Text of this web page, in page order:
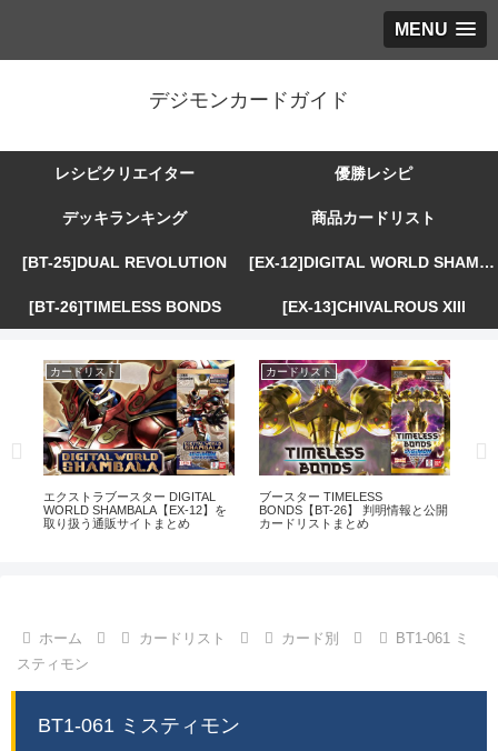
MENU
デジモンカードガイド
レシピクリエイター 優勝レシピ
デッキランキング 商品カードリスト
[BT-25]DUAL REVOLUTION [EX-12]DIGITAL WORLD SHAMBALA
[BT-26]TIMELESS BONDS [EX-13]CHIVALROUS XIII
カードリスト
エクストラブースター DIGITAL
WORLD SHAMBALA【EX-12】を
取り扱う通販サイトまとめ
カードリスト
ブースター TIMELESS
BONDS【BT-26】 判明情報と公開
カードリストまとめ
ホーム カードリスト カード別
BT1-061 ミ
スティモン
BT1-061 ミスティモン